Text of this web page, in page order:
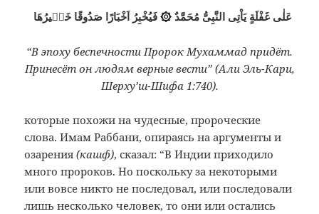
عَلٰى غَفْلَةٍ يَاْتِى النَّبِىُّ مُحَمَّدٌ۞ فَيُخْبِرُ اَخْبَارًا صَدُوقًا خَبٖيرُهَا
“В эпоху беспечности Пророк Мухаммад придёт.
Принесёт он людям верные вести” (Али Эль-Кари,
Шерху’ш-Шифа 1:740).
которые похожи на чудесные, пророческие
слова. Имам Раббани, опираясь на аргументы и
озарения(кашф), сказал: “В Индии приходило
много пророков. Но поскольку за некоторыми
или вовсе никто не последовал, или последовали
лишь несколько человек, то они или остались